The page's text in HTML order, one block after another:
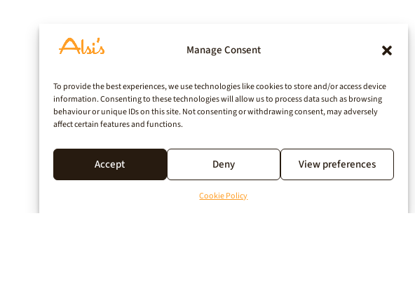
Manage Consent
To provide the best experiences, we use technologies like cookies to store and/or access device
information. Consenting to these technologies will allow us to process data such as browsing
behaviour or unique IDs on this site. Not consenting or withdrawing consent, may adversely
affect certain features and functions.
Accept Deny View preferences
Cookie Policy